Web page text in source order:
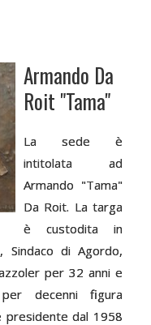
Armando Da
Roit "Tama"
La sede è
intitolata ad
Armando "Tama"
Da Roit. La targa
è custodita in
Sindaco di Agordo,
per 32 anni e
decenni figura
presidente dal 1958